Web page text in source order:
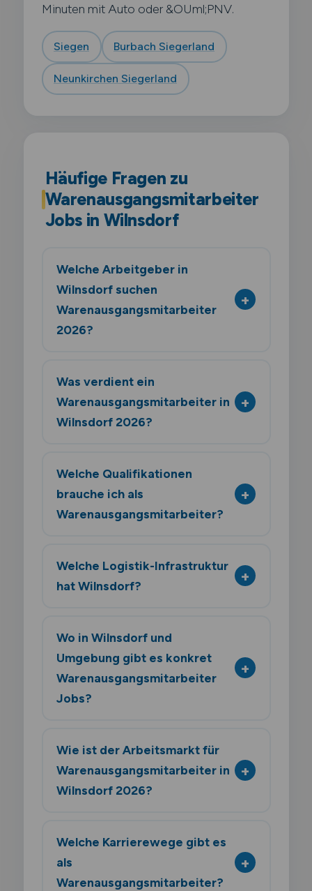
Minuten mit Auto oder &OUml;PNV.
Siegen Burbach Siegerland
Neunkirchen Siegerland
Häufige Fragen zu
Warenausgangsmitarbeiter
Jobs in Wilnsdorf
Welche Arbeitgeber in
Wilnsdorf suchen
Warenausgangsmitarbeiter
2026?
Was verdient ein
Warenausgangsmitarbeiter in
Wilnsdorf 2026?
Welche Qualifikationen
brauche ich als
Warenausgangsmitarbeiter?
Welche Logistik-Infrastruktur
hat Wilnsdorf?
Wo in Wilnsdorf und
Umgebung gibt es konkret
Warenausgangsmitarbeiter
Jobs?
Wie ist der Arbeitsmarkt für
Warenausgangsmitarbeiter in
Wilnsdorf 2026?
Welche Karrierewege gibt es
als
Warenausgangsmitarbeiter?